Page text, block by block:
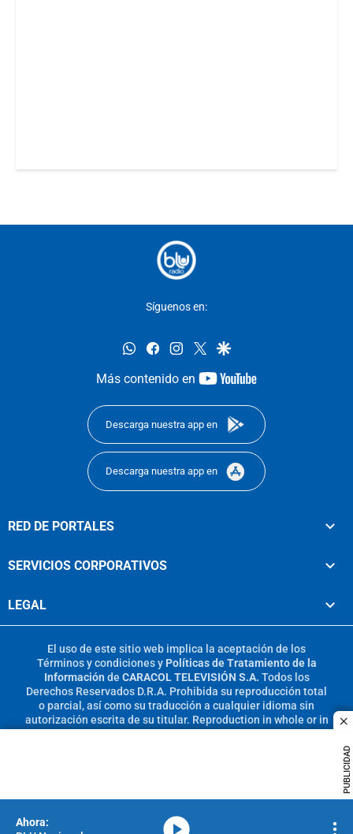
PUBLICIDAD
Síguenos en:
whatsappfacebookinstagram
twittergoogle
Más contenido en
youtube-
Descarga nuestra app en
Descarga nuestra app en
RED DE PORTALES
SERVICIOS CORPORATIVOS
LEGAL
El uso de este sitio web implica la aceptación de los
Términos y condicionesy Políticas de Tratamiento de la
Información de CARACOL TELEVISIÓN S.A. Todos los
Derechos Reservados D.R.A. Prohibida su reproducción total
o parcial, así como su traducción a cualquier idioma sin
autorización escrita de su titular. Reproduction in whole or in
part, or translation without written permission is prohibited.